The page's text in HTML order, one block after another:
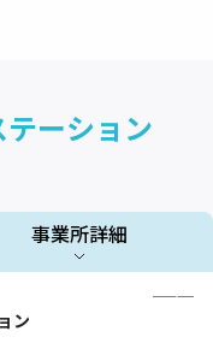
テーション
事業所詳細
1 / 4
ン